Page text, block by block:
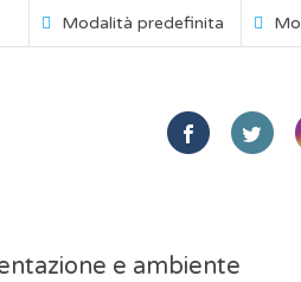
Modalità predefinita
e ambiente